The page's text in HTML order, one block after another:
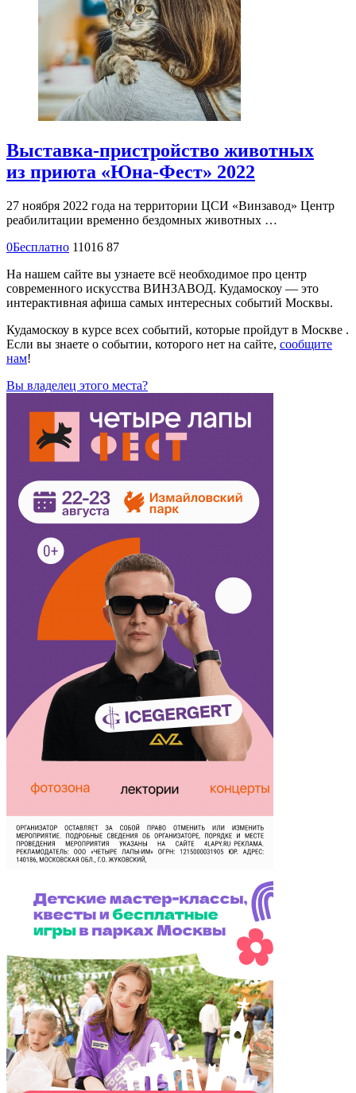
Выставка-пристройство животных
из приюта «Юна-Фест» 2022
27 ноября 2022 года на территории ЦСИ «Винзавод» Центр
реабилитации временно бездомных животных …
0Бесплатно 11016 87
На нашем сайте вы узнаете всё необходимое про центр
современного искусства ВИНЗАВОД. Кудамоскоу — это
интерактивная афиша самых интересных событий Москвы.
Кудамоскоу в курсе всех событий, которые пройдут в Москве .
Если вы знаете о событии, которого нет на сайте, сообщите
нам!
Вы владелец этого места?